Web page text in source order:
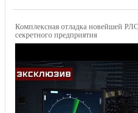
Комплексная отладка новейшей
секретного предприятия